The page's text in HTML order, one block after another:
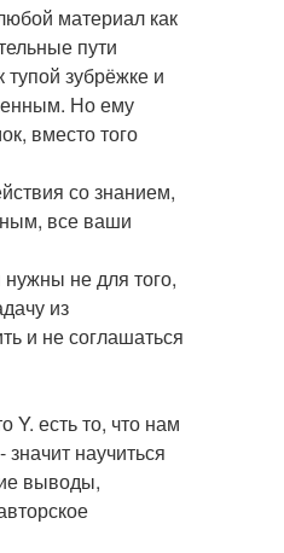
материал как
пути
зубрёжке и
Но ему
вместо того
со знанием,
все ваши
не для того,
из
и не соглашаться
Y. есть то, что нам
научиться
выводы,